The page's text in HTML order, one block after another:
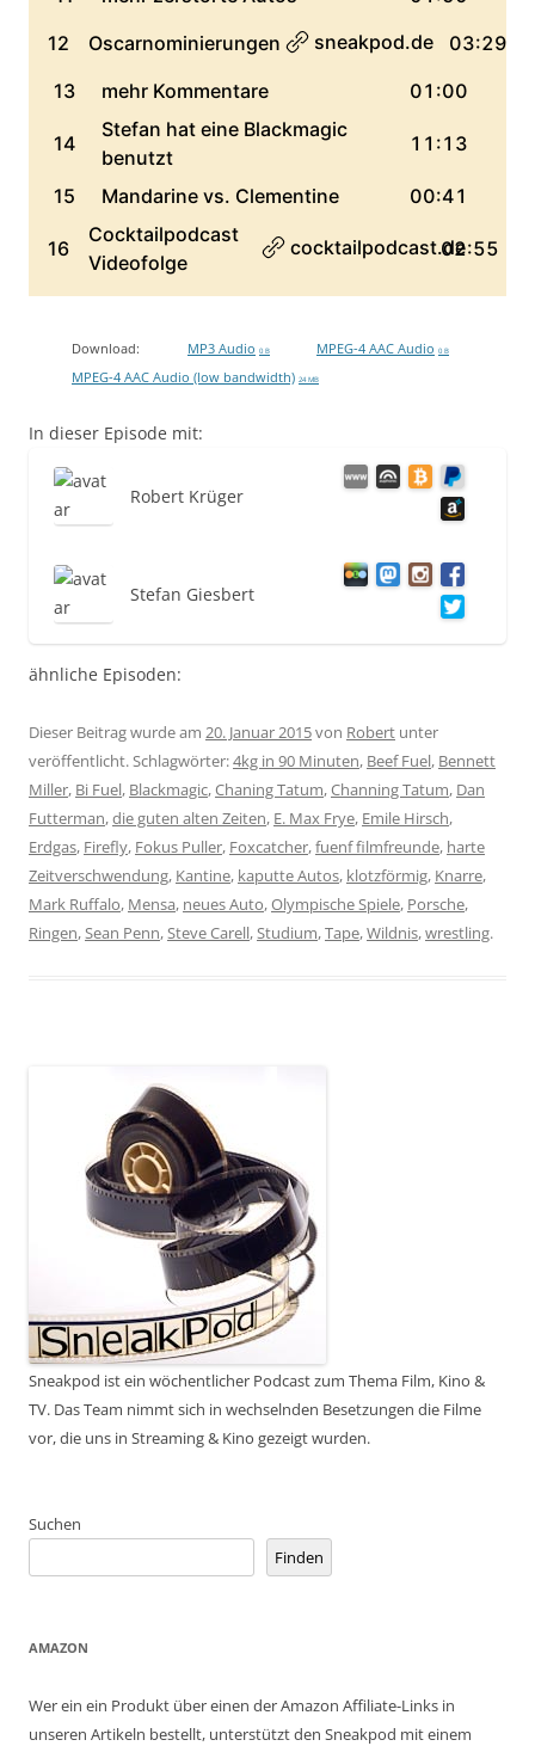
Download: MP3 Audio 0 B MPEG-4 AAC Audio 0 B
MPEG-4 AAC Audio (low bandwidth) 24 MB
In dieser Episode mit:
Robert Krüger
Stefan Giesbert
ähnliche Episoden:
Dieser Beitrag wurde am 20. Januar 2015von Robert unter
veröffentlicht. Schlagwörter:4kg in 90 Minuten, Beef Fuel, Bennett
Miller, Bi Fuel, Blackmagic,Chaning Tatum,Channing Tatum, Dan
Futterman,die guten alten Zeiten, E. Max Frye, Emile Hirsch,
Erdgas, Firefly, Fokus Puller, Foxcatcher,fuenf filmfreunde, harte
Zeitverschwendung, Kantine, kaputte Autos, klotzförmig, Knarre,
Mark Ruffalo, Mensa, neues Auto,Olympische Spiele, Porsche,
Ringen,Sean Penn,Steve Carell,Studium,Tape,Wildnis,wrestling.
Sneakpod ist ein wöchentlicher Podcast zum Thema Film, Kino &
TV. Das Team nimmt sich in wechselnden Besetzungen die Filme
vor, die uns in Streaming & Kino gezeigt wurden.
Suchen
Finden
AMAZON
Wer ein ein Produkt über einen der Amazon Affiliate-Links in
unseren Artikeln bestellt, unterstützt den Sneakpod mit einem